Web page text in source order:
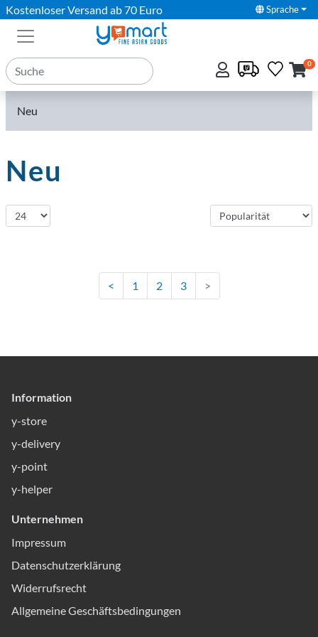
Kostenloser Versand ab 70 Euro Sprache
0
Neu
Neu
Neu eingetroffen
< 1 2 3 >
Information
y-store
y-delivery
y-point
y-helper
Unternehmen
Impressum
Datenschutzerklärung
Widerrufsrecht
Allgemeine Geschäftsbedingungen